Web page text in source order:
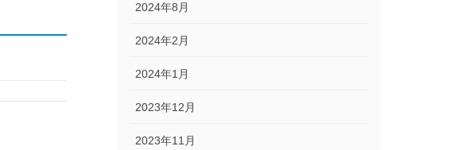
2024年8月
2024年2月
2024年1月
2023年12月
2023年11月